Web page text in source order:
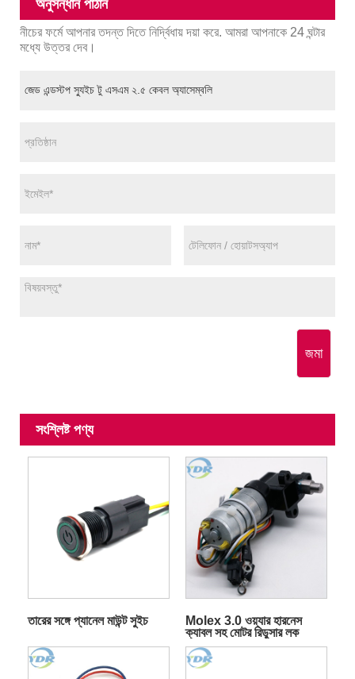
অনুসন্ধান পাঠান
নীচের ফর্মে আপনার তদন্ত দিতে নির্দ্বিধায় দয়া করে. আমরা আপনাকে 24 ঘন্টার
মধ্যে উত্তর দেব।
জমা
সংশ্লিষ্ট পণ্য
তারের সঙ্গে প্যানেল মাউন্ট সুইচ
Molex 3.0 ওয়্যার হারনেস
ক্যাবল সহ মোটর রিডুসার লক